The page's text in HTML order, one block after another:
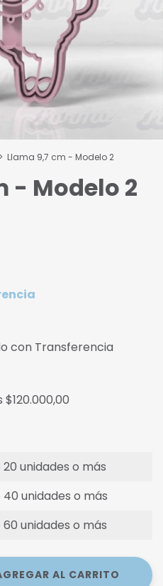
> Llama 9,7 cm - Modelo 2
- Modelo 2
con Transferencia
$120.000,00
unidades o más
unidades o más
unidades o más